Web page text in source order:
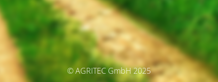
© AGRITEC GmbH 2025